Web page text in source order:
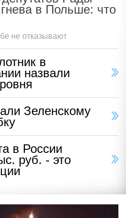
в Польше: что
не отказывают
в
назвали
Зеленскому
в России
руб. - это